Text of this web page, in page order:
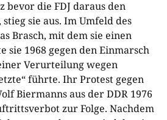
bevor die FDJ daraus den
sie aus. Im Umfeld des
Brasch, mit dem sie einen
sie 1968 gegen den Einmarsch
Verurteilung wegen
führte. Ihr Protest gegen
Biermanns aus der DDR 1976
zur Folge. Nachdem